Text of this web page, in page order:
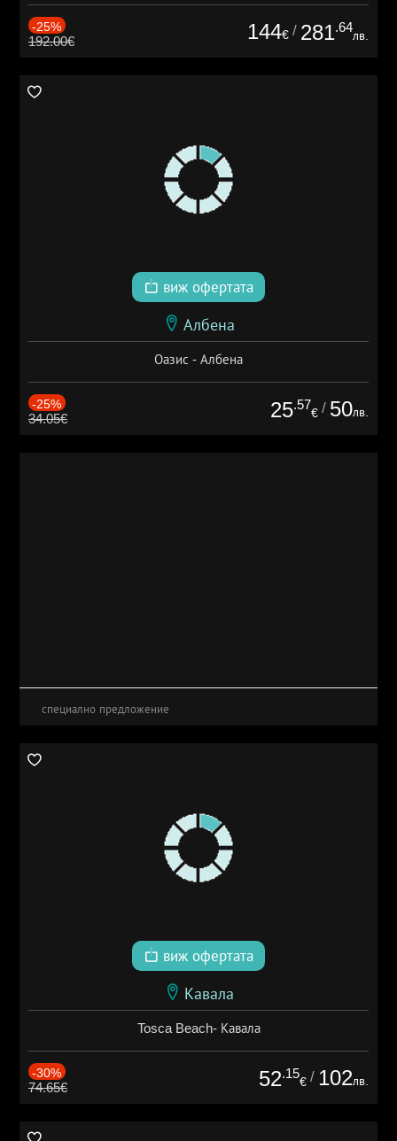
-25%
192.00€ 144€ / 281.64
лв.
виж офертата
Албена
Оазис - Албена
-25%
34.05€ 25.57
€ / 50лв.
специално предложение
виж офертата
Кавала
Tosca Beach- Кавала
-30%
74.65€ 52.15
€ / 102лв.